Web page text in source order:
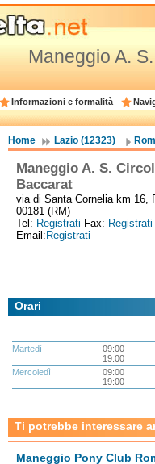
Maneggio A.
Informazioni e formalità
Home Lazio (12323)
Maneggio A. S.
Baccarat
via di Santa Cornelia km 16,
00181 (RM)
Tel: Registrati Fax: Registrati
Email: Registrati
Orari
Martedì
09:00
19:00
Mercoledì
09:00
19:00
Ti potrebbe interessare
Maneggio Pony Club